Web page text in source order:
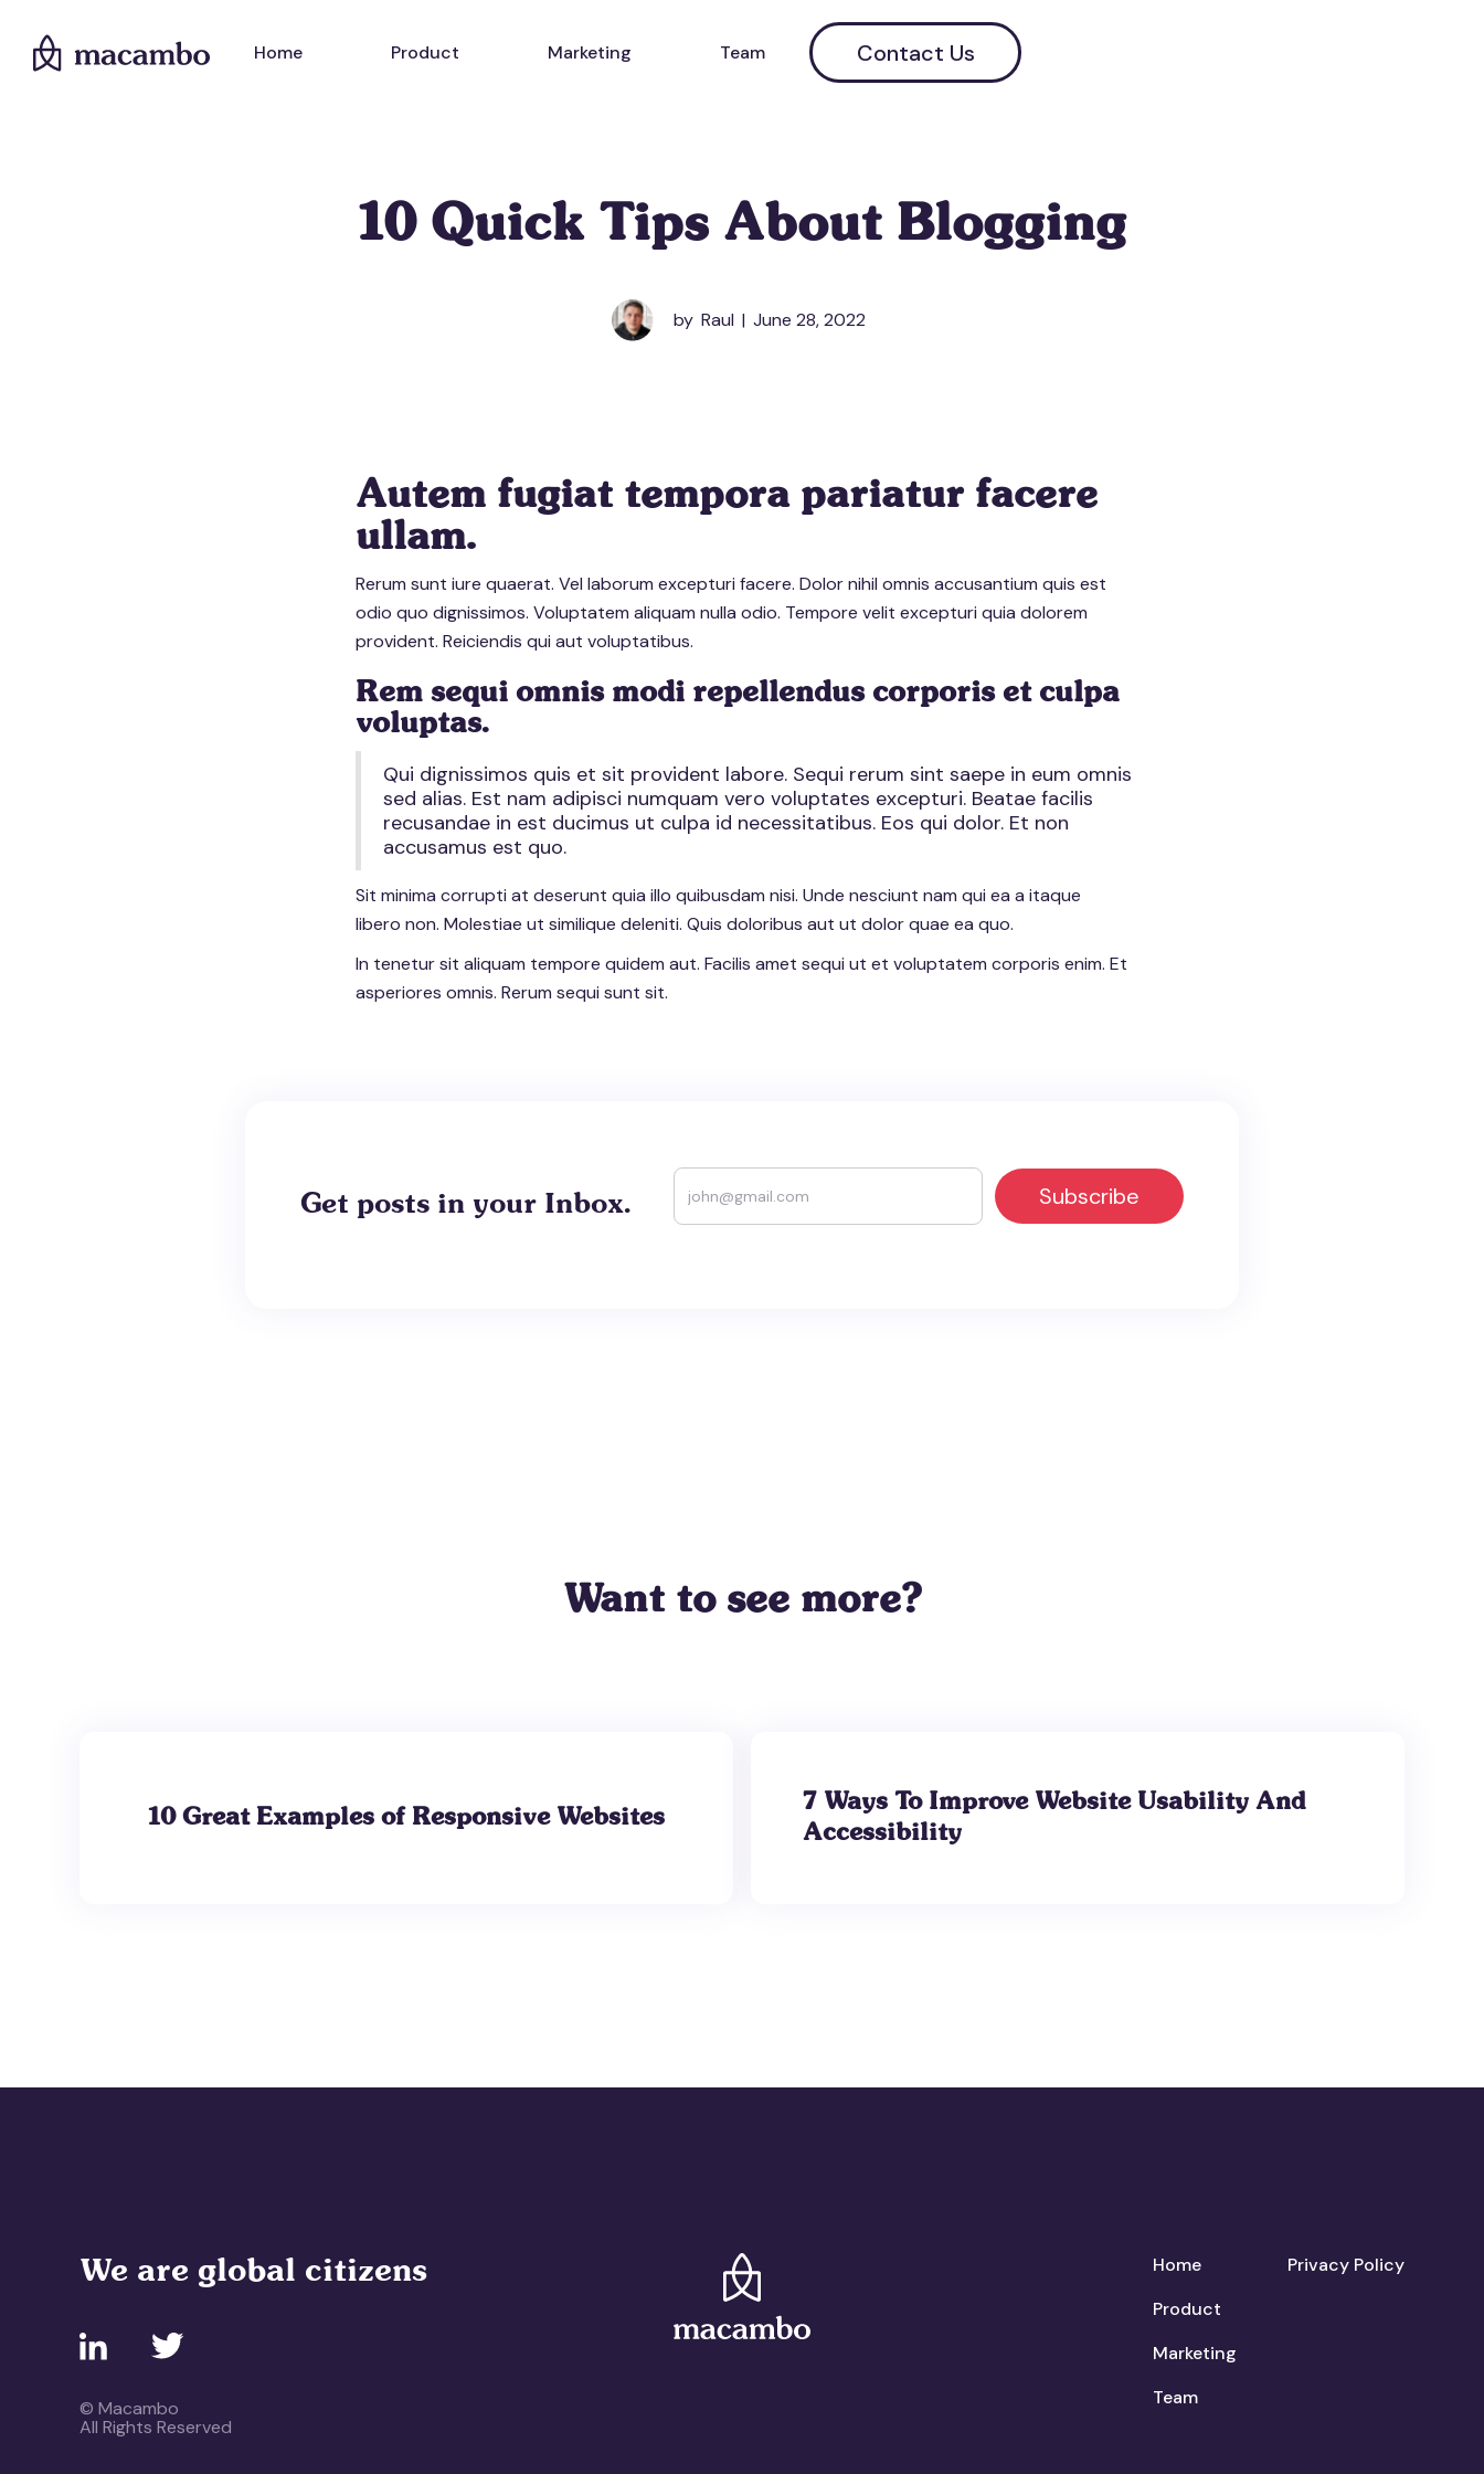
Home Product Marketing Team Contact Us
10 Quick Tips About Blogging
by Raul | June 28, 2022
Autem fugiat tempora pariatur facere
ullam.
Rerum sunt iure quaerat. Vel laborum excepturi facere. Dolor nihil omnis accusantium quis est
odio quo dignissimos. Voluptatem aliquam nulla odio. Tempore velit excepturi quia dolorem
provident. Reiciendis qui aut voluptatibus.
Rem sequi omnis modi repellendus corporis et culpa
voluptas.
Qui dignissimos quis et sit provident labore. Sequi rerum sint saepe in eum omnis
sed alias. Est nam adipisci numquam vero voluptates excepturi. Beatae facilis
recusandae in est ducimus ut culpa id necessitatibus. Eos qui dolor. Et non
accusamus est quo.
Sit minima corrupti at deserunt quia illo quibusdam nisi. Unde nesciunt nam qui ea a itaque
libero non. Molestiae ut similique deleniti. Quis doloribus aut ut dolor quae ea quo.
In tenetur sit aliquam tempore quidem aut. Facilis amet sequi ut et voluptatem corporis enim. Et
asperiores omnis. Rerum sequi sunt sit.
Get posts in your Inbox.
Want to see more?
10 Great Examples of Responsive Websites
7 Ways To Improve Website Usability And
Accessibility
We are global citizens
© Macambo
All Rights Reserved
Home
Product
Marketing
Team
Privacy Policy